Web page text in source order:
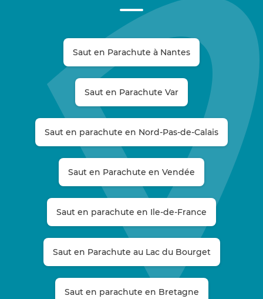
Saut en Parachute à Nantes
Saut en Parachute Var
Saut en parachute en Nord-Pas-de-Calais
Saut en Parachute en Vendée
Saut en parachute en Ile-de-France
Saut en Parachute au Lac du Bourget
Saut en parachute en Bretagne